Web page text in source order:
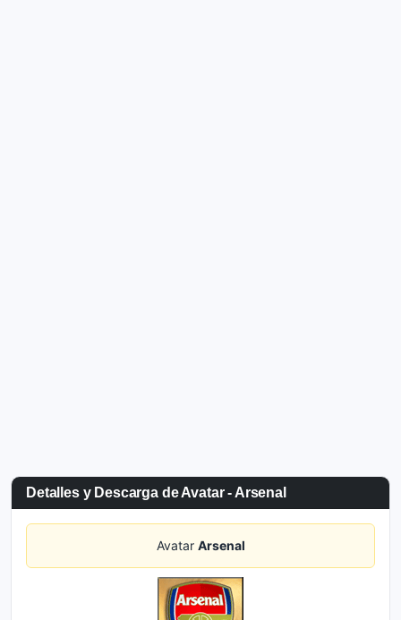
Detalles y Descarga de Avatar - Arsenal
Avatar Arsenal